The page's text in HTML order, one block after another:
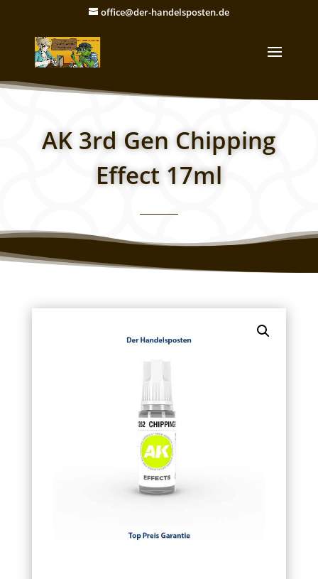
office@der-handelsposten.de
AK 3rd Gen Chipping
Effect 17ml